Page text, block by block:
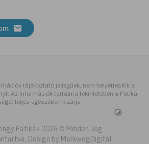
tájékoztató jellegűek, nem helyettesítik a
Az információk tartalma tekintetében a Patika
teljes egészében kizárja
Patikák 2026 © Minden Jog
Design by MelkwegDigital